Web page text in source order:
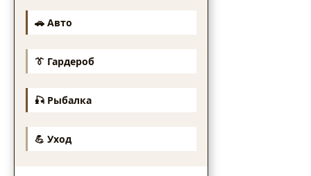
🚗 Авто
👔 Гардероб
🎣 Рыбалка
💪 Уход